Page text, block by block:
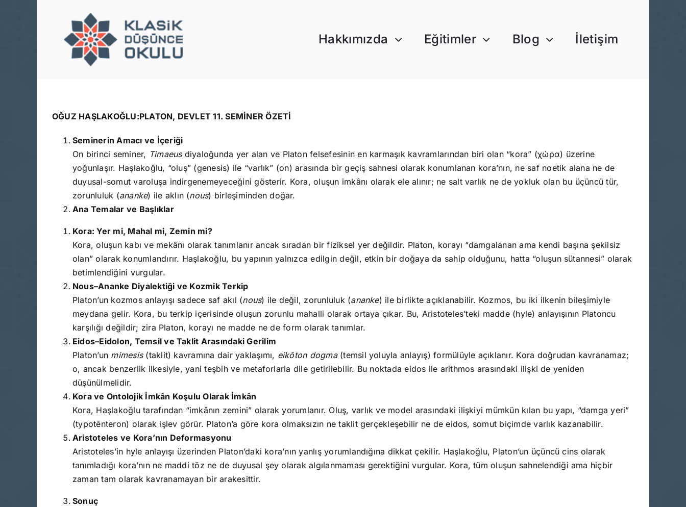
Hakkımızda Eğitimler Blog İletişim
OĞUZ HAŞLAKOĞLU:PLATON, DEVLET 11. SEMİNER ÖZETİ
Seminerin Amacı ve İçeriği
On birinci seminer, Timaeusdiyaloğunda yer alan ve Platon felsefesinin en karmaşık kavramlarından biri olan “kora” (χώρα) üzerine
yoğunlaşır. Haşlakoğlu, “oluş” (genesis) ile “varlık” (on) arasında bir geçiş sahnesi olarak konumlanan kora’nın, ne saf noetik alana ne de
duyusal-somut varoluşa indirgenemeyeceğini gösterir. Kora, oluşun imkânı olarak ele alınır; ne salt varlık ne de yokluk olan bu üçüncü tür,
zorunluluk (ananke) ile aklın (nous) birleşiminden doğar.
Ana Temalar ve Başlıklar
Kora: Yer mi, Mahal mi, Zemin mi?
Kora, oluşun kabı ve mekânı olarak tanımlanır ancak sıradan bir fiziksel yer değildir. Platon, korayı “damgalanan ama kendi başına şekilsiz
olan” olarak konumlandırır. Haşlakoğlu, bu yapının yalnızca edilgin değil, etkin bir doğaya da sahip olduğunu, hatta “oluşun sütannesi” olarak
betimlendiğini vurgular.
Nous–Ananke Diyalektiği ve Kozmik Terkip
Platon’un kozmos anlayışı sadece saf akıl (nous) ile değil, zorunluluk (ananke) ile birlikte açıklanabilir. Kozmos, bu iki ilkenin bileşimiyle
meydana gelir. Kora, bu terkip içerisinde oluşun zorunlu mahalli olarak ortaya çıkar. Bu, Aristoteles’teki madde (hyle) anlayışının Platoncu
karşılığı değildir; zira Platon, korayı ne madde ne de form olarak tanımlar.
Eidos–Eidolon, Temsil ve Taklit Arasındaki Gerilim
Platon’un mimesis(taklit) kavramına dair yaklaşımı, eikōton dogma(temsil yoluyla anlayış) formülüyle açıklanır. Kora doğrudan kavranamaz;
o, ancak benzerlik ilkesiyle, yani teşbih ve metaforlarla dile getirilebilir. Bu noktada eidos ile arithmos arasındaki ilişki de yeniden
düşünülmelidir.
Kora ve Ontolojik İmkân Koşulu Olarak İmkân
Kora, Haşlakoğlu tarafından “imkânın zemini” olarak yorumlanır. Oluş, varlık ve model arasındaki ilişkiyi mümkün kılan bu yapı, “damga yeri”
(typotēnteron) olarak işlev görür. Platon’a göre kora olmaksızın ne taklit gerçekleşebilir ne de eidos, somut biçimde varlık kazanabilir.
Aristoteles ve Kora’nın Deformasyonu
Aristoteles’in hyle anlayışı üzerinden Platon’daki kora’nın yanlış yorumlandığına dikkat çekilir. Haşlakoğlu, Platon’un üçüncü cins olarak
tanımladığı kora’nın ne maddi töz ne de duyusal şey olarak algılanmaması gerektiğini vurgular. Kora, tüm oluşun sahnelendiği ama hiçbir
zaman tam olarak kavranamayan bir arakesittir.
Sonuç